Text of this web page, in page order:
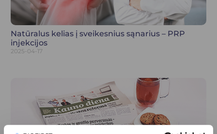
Natūralus kelias į sveikesnius sąnarius – PRP
injekcijos
2025-04-17